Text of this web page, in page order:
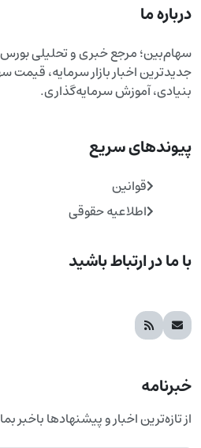
درباره ما
سهام‌بین؛ مرجع خبری و تحلیلی بورس،
جدیدترین اخبار بازار سرمایه، قیمت
بنیادی، آموزش سرمایه‌گذاری.
پیوندهای سریع
قوانین
اطلاعیه حقوقی
با ما در ارتباط باشید
خبرنامه
از تازه‌ترین اخبار و پیشنهادها باخبر